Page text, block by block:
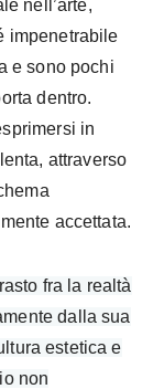
nell’arte,
impenetrabile
esono pochi
dentro.
in
attraverso
accettata.
fra la realtà
dalla sua
estetica e
non